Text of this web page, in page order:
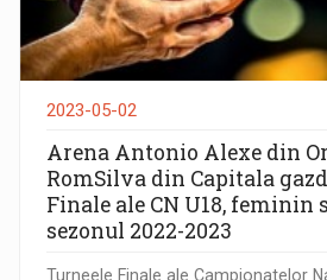
2023-05-02
Arena Antonio Alexe din
RomSilva din Capitala
Finale ale CN U18, feminin
sezonul 2022-2023
Turneele Finale ale Campionatelor